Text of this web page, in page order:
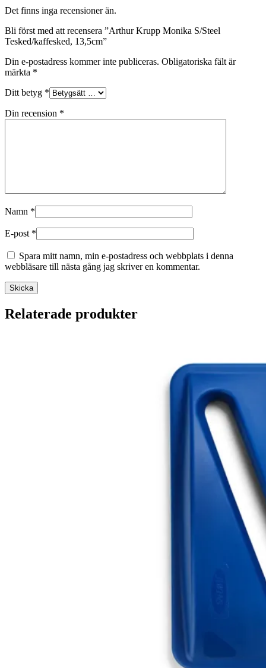
Det finns inga recensioner än.
Bli först med att recensera ”Arthur Krupp Monika S/Steel
Tesked/kaffesked, 13,5cm”
Din e-postadress kommer inte publiceras. Obligatoriska fält är
märkta *
Ditt betyg *
Din recension *
Namn *
E-post *
Spara mitt namn, min e-postadress och webbplats i denna
webbläsare till nästa gång jag skriver en kommentar.
Relaterade produkter